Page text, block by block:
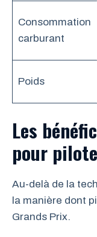
Consommation
carburant
Poids
Les
pour
Au-delà de la
la manière dont
Grands Prix.